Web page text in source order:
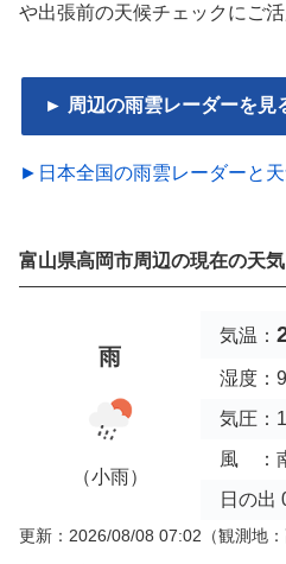
や出張前の天候チェックにご活
► 周辺の雨雲レーダーを見
►日本全国の雨雲レーダーと
富山県高岡市周辺の現在の天気
雨
（小雨）
気温：
湿度：
気圧：
風 ：
日の出
更新：2026/08/08 07:02 （観測地